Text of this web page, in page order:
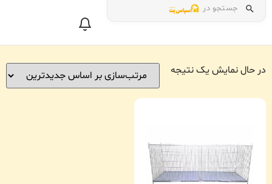
جستجو در
در حال نمایش یک نتیجه